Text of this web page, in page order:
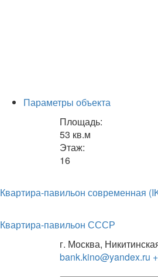
Параметры объекта
Площадь:
53 кв.м
Этаж:
16
Квартира-павильон современная
Квартира-павильон СССР
г. Москва,
bank.kino@yandex.ru